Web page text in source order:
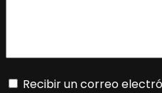
Recibir un correo